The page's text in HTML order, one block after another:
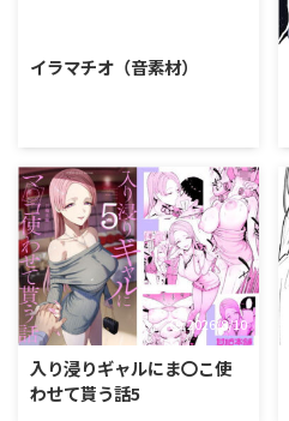
イラマチオ（音素材）
2026/8/10
入り浸りギャルにま〇こ使
わせて貰う話5